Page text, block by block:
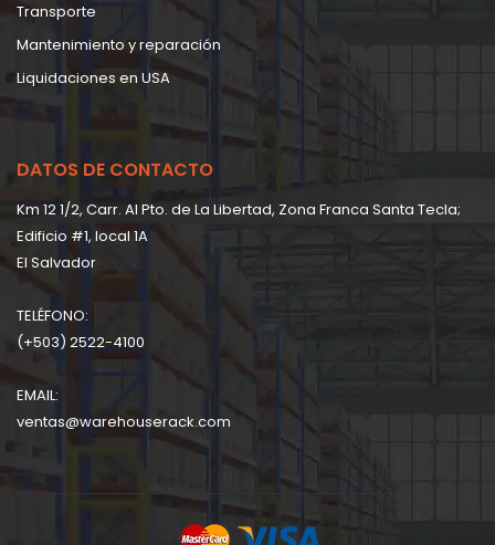
Transporte
Mantenimiento y reparación
Liquidaciones en USA
DATOS DE CONTACTO
Km 12 1/2, Carr. Al Pto. de La Libertad, Zona Franca Santa Tecla;
Edificio #1, local 1A
EI Salvador
TELÉFONO:
(+503) 2522-4100
EMAIL:
ventas@warehouserack.com